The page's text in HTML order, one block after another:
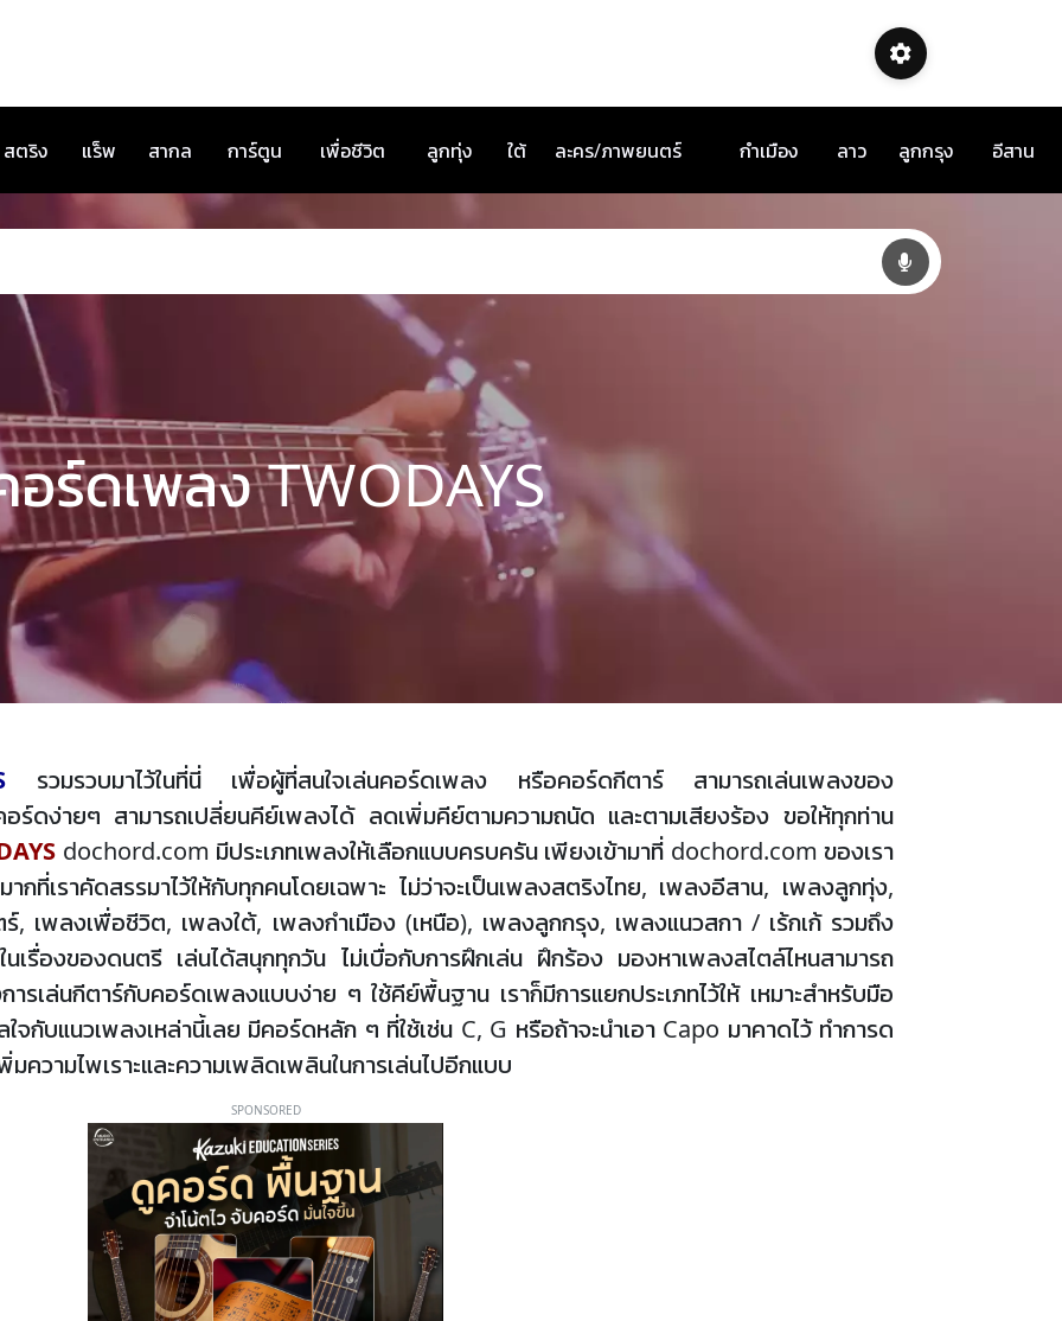
สตริง แร็พ สากล การ์ตูน เพื่อชีวิต ลูกทุ่ง ใต้ ละคร/ภาพยนตร์ กำเมือง ลาว ลูกกรุง อีสาน
อร์ดเพลง TWODAYS
รวมรวบมาไว้ในที่นี่ เพื่อผู้ที่สนใจเล่นคอร์ดเพลง หรือคอร์ดกีตาร์ สามารถเล่นเพลงของ
อร์ดง่ายๆ สามารถเปลี่ยนคีย์เพลงได้ ลดเพิ่มคีย์ตามความถนัด และตามเสียงร้อง ขอให้ทุกท่าน
dochord.com มีประเภทเพลงให้เลือกแบบครบครัน เพียงเข้ามาที่ dochord.com ของเรา
กที่เราคัดสรรมาไว้ให้กับทุกคนโดยเฉพาะ ไม่ว่าจะเป็นเพลงสตริงไทย, เพลงอีสาน, เพลงลูกทุ่ง,
เพลงเพื่อชีวิต, เพลงใต้, เพลงกำเมือง (เหนือ), เพลงลูกกรุง, เพลงแนวสกา / เร้กเก้ รวมถึง
รื่องของดนตรี เล่นได้สนุกทุกวัน ไม่เบื่อกับการฝึกเล่น ฝึกร้อง มองหาเพลงสไตล์ไหนสามารถ
รเล่นกีตาร์กับคอร์ดเพลงแบบง่าย ๆ ใช้คีย์พื้นฐาน เราก็มีการแยกประเภทไว้ให้ เหมาะสำหรับมือ
จกับแนวเพลงเหล่านี้เลย มีคอร์ดหลัก ๆ ที่ใช้เช่น C, G หรือถ้าจะนำเอา Capo มาคาดไว้ ทำการด
ความไพเราะและความเพลิดเพลินในการเล่นไปอีกแบบ
SPONSORED